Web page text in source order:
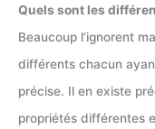
Quels sont les
Beaucoup l’ignorent
différents chacun
précise. Il en existe
propriétés différentes